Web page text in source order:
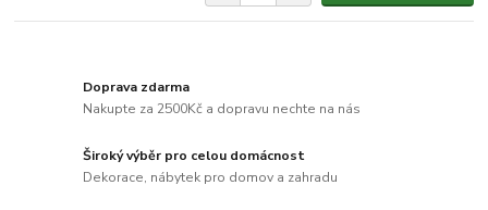
Doprava zdarma
Nakupte za 2500Kč a dopravu nechte na nás
Široký výběr pro celou domácnost
Dekorace, nábytek pro domov a zahradu